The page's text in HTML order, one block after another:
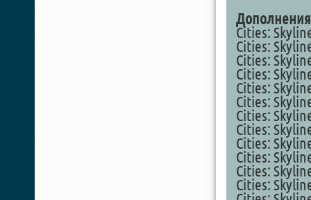
Cities:
Cities:
Cities:
Cities:
Cities:
Cities:
Cities:
Cities:
Cities:
Cities:
Cities:
Cities: